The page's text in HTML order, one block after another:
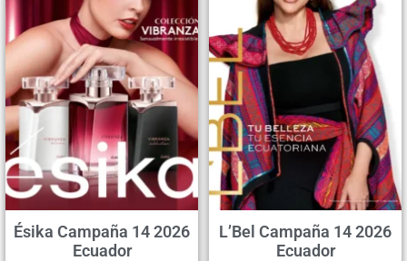
Ésika Campaña 14 2026
Ecuador
L’Bel Campaña 14 2026
Ecuador